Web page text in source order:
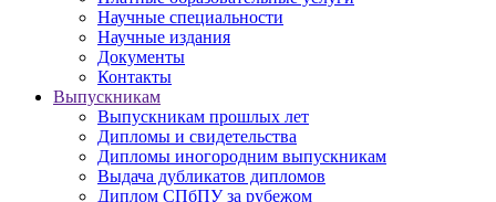
Научные специальности
Научные издания
Документы
Контакты
Выпускникам
Выпускникам прошлых лет
Дипломы и свидетельства
Дипломы иногородним выпускникам
Выдача дубликатов дипломов
Диплом СПбПУ за рубежом